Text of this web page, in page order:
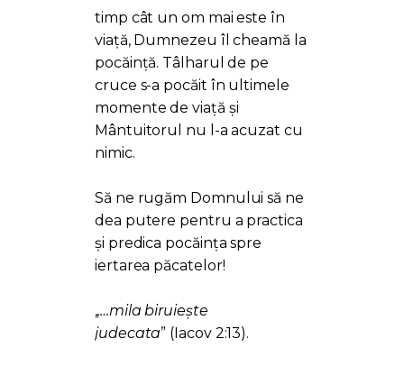
timp cât un om mai este în
viață, Dumnezeu îl cheamă la
pocăință. Tâlharul de pe
cruce s-a pocăit în ultimele
momente de viață și
Mântuitorul nu l-a acuzat cu
nimic.
Să ne rugăm Domnului să ne
dea putere pentru a practica
și predica pocăința spre
iertarea păcatelor!
,,…mila biruiește
judecata” (Iacov 2:13).